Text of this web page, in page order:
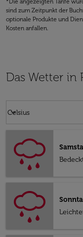
*Die angezeigten Tarife
sind zum Zeitpunkt der
optionale Produkte und
Kosten anfallen.
Das Wetter in
Celsius
keyboard_arrow_down